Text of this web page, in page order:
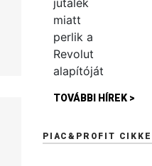
TOVÁBBI HÍREK >
PIAC&PROFIT CIKKEI